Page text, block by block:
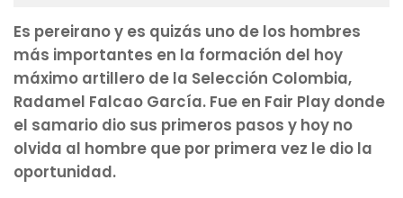
Es pereirano y es quizás uno de los hombres
más importantes en la formación del hoy
máximo artillero de la Selección Colombia,
Radamel Falcao García. Fue en Fair Play donde
el samario dio sus primeros pasos y hoy no
olvida al hombre que por primera vez le dio la
oportunidad.